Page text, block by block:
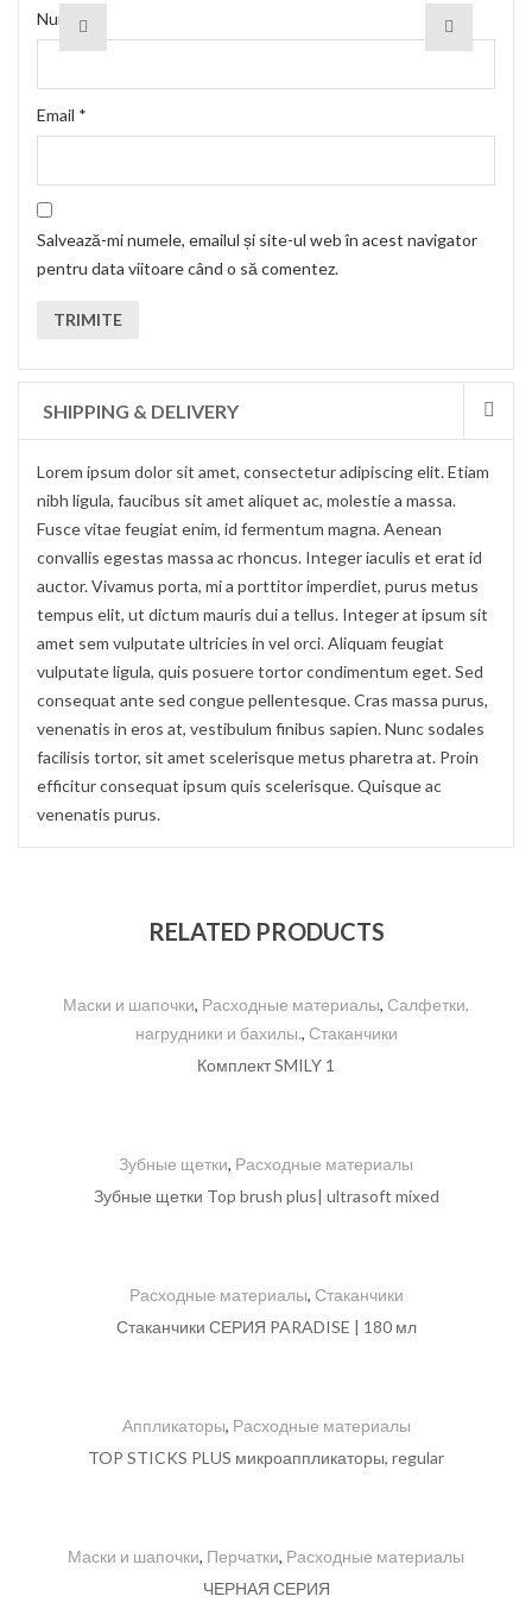
Nume*
Email *
Salvează-mi numele, emailul și site-ul web în acest navigator
pentru data viitoare când o să comentez.
SHIPPING & DELIVERY
Lorem ipsum dolor sit amet, consectetur adipiscing elit. Etiam
nibh ligula, faucibus sit amet aliquet ac, molestie a massa.
Fusce vitae feugiat enim, id fermentum magna. Aenean
convallis egestas massa ac rhoncus. Integer iaculis et erat id
auctor. Vivamus porta, mi a porttitor imperdiet, purus metus
tempus elit, ut dictum mauris dui a tellus. Integer at ipsum sit
amet sem vulputate ultricies in vel orci. Aliquam feugiat
vulputate ligula, quis posuere tortor condimentum eget. Sed
consequat ante sed congue pellentesque. Cras massa purus,
venenatis in eros at, vestibulum finibus sapien. Nunc sodales
facilisis tortor, sit amet scelerisque metus pharetra at. Proin
efficitur consequat ipsum quis scelerisque. Quisque ac
venenatis purus.
RELATED PRODUCTS
Маски и шапочки, Расходные материалы, Салфетки,
нагрудники и бахилы., Стаканчики
Комплект SMILY 1
Зубные щетки, Расходные материалы
Зубные щетки Top brush plus| ultrasoft mixed
Расходные материалы, Стаканчики
Стаканчики СЕРИЯ PARADISE | 180 мл
Аппликаторы, Расходные материалы
TOP STICKS PLUS микроаппликаторы, regular
Маски и шапочки, Перчатки, Расходные материалы
ЧЕРНАЯ СЕРИЯ